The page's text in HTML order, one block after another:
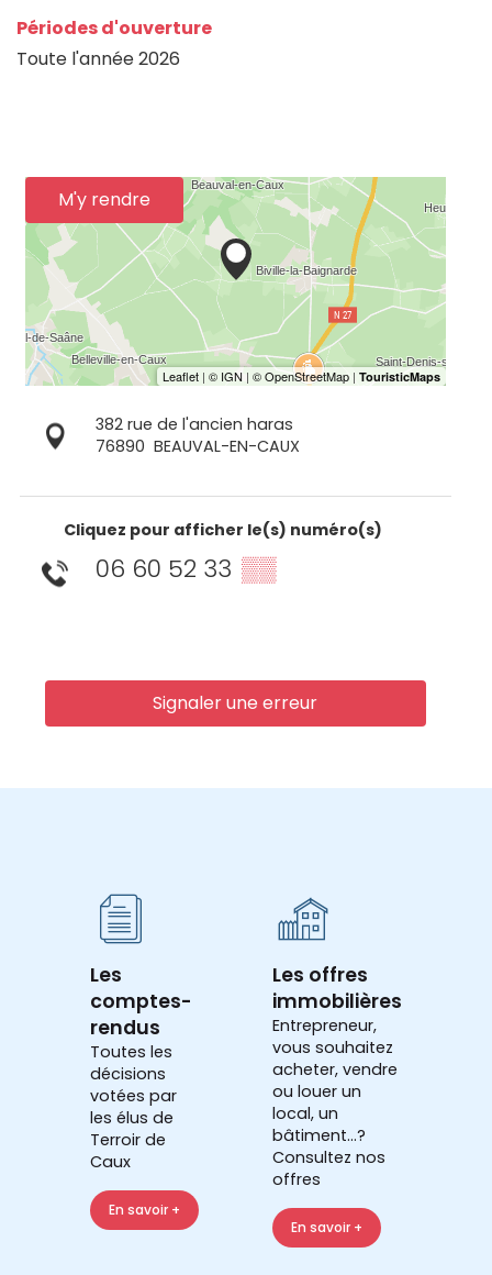
Périodes d'ouverture
Toute l'année 2026
M'y rendre
382 rue de l'ancien haras
76890 BEAUVAL-EN-CAUX
Cliquez pour afficher le(s) numéro(s)
06 60 52 33 ▒▒
Signaler une erreur
Les
comptes-
rendus
Toutes les
décisions
votées par
les élus de
Terroir de
Caux
En savoir +
Les offres
immobilières
Entrepreneur,
vous souhaitez
acheter, vendre
ou louer un
local, un
bâtiment...?
Consultez nos
offres
En savoir +